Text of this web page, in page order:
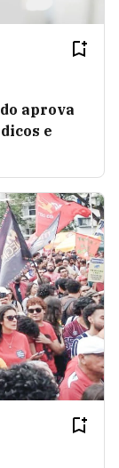
aprova
e